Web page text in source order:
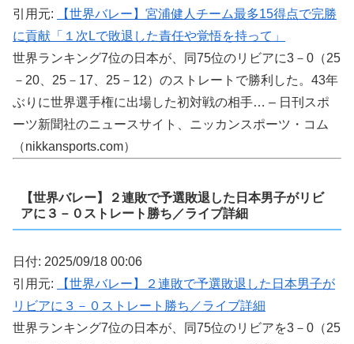
引用元:
【世界バレー】宮浦健人チーム最多15得点で完勝
に貢献「１次Lで敗退した責任や覚悟を持って」
世界ランキング7位の日本が、同75位のリビアに3－0（25
－20、25－17、25－12）のストレートで勝利した。43年
ぶりに世界選手権に出場した初対戦の相手… – 日刊スポ
ーツ新聞社のニュースサイト、ニッカンスポーツ・コム
（nikkansports.com）
【世界バレー】２連敗で予選敗退した日本男子がリビ
アに３－０ストレート勝ち／ライブ詳細
日付: 2025/09/18 00:06
引用元:
【世界バレー】２連敗で予選敗退した日本男子が
リビアに３－０ストレート勝ち／ライブ詳細
世界ランキング7位の日本が、同75位のリビアを3－0（25